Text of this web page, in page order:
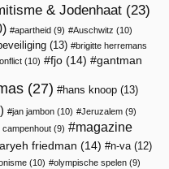
& Jodenhaat (23)
apartheid (9) Auschwitz (10)
(13)
brigitte herremans
(10) fjo (14) gantman
(27) hans knoop (13)
jan jambon (10) Jeruzalem (9)
campenhout (9)
magazine
friedman (14) n-va(12)
(10) olympische spelen (9)